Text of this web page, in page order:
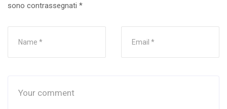
sono contrassegnati *